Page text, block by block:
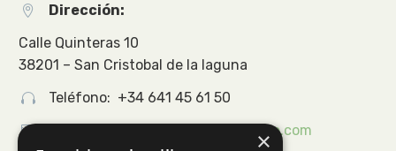


Dirección:
Calle Quinteras 10
38201 – San Cristobal de la laguna

 Teléfono: +34 641 45 61 50

 info@clinicapediatriagentile.com
×